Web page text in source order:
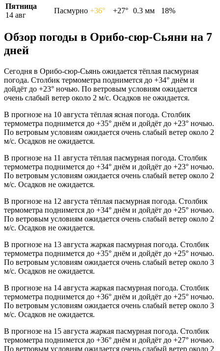
Пятница
14 авг
Пасмурно +36° +27° 0.3 мм 18%
Обзор погоды в Орибо-сюр-Сьяни на 7
дней
Сегодня в Орибо-сюр-Сьянь ожидается тёплая пасмурная
погода. Столбик термометра поднимется до +34° днём и
дойдёт до +23° ночью. По ветровым условиям ожидается
очень слабый ветер около 2 м/с. Осадков не ожидается.
В прогнозе на 10 августа тёплая ясная погода. Столбик
термометра поднимется до +35° днём и дойдёт до +23° ночью.
По ветровым условиям ожидается очень слабый ветер около 2
м/с. Осадков не ожидается.
В прогнозе на 11 августа тёплая пасмурная погода. Столбик
термометра поднимется до +34° днём и дойдёт до +23° ночью.
По ветровым условиям ожидается очень слабый ветер около 2
м/с. Осадков не ожидается.
В прогнозе на 12 августа тёплая пасмурная погода. Столбик
термометра поднимется до +34° днём и дойдёт до +25° ночью.
По ветровым условиям ожидается очень слабый ветер около 2
м/с. Осадков не ожидается.
В прогнозе на 13 августа жаркая пасмурная погода. Столбик
термометра поднимется до +35° днём и дойдёт до +25° ночью.
По ветровым условиям ожидается очень слабый ветер около 3
м/с. Осадков не ожидается.
В прогнозе на 14 августа жаркая пасмурная погода. Столбик
термометра поднимется до +36° днём и дойдёт до +25° ночью.
По ветровым условиям ожидается очень слабый ветер около 3
м/с. Осадков не ожидается.
В прогнозе на 15 августа жаркая пасмурная погода. Столбик
термометра поднимется до +36° днём и дойдёт до +27° ночью.
По ветровым условиям ожидается очень слабый ветер около 2